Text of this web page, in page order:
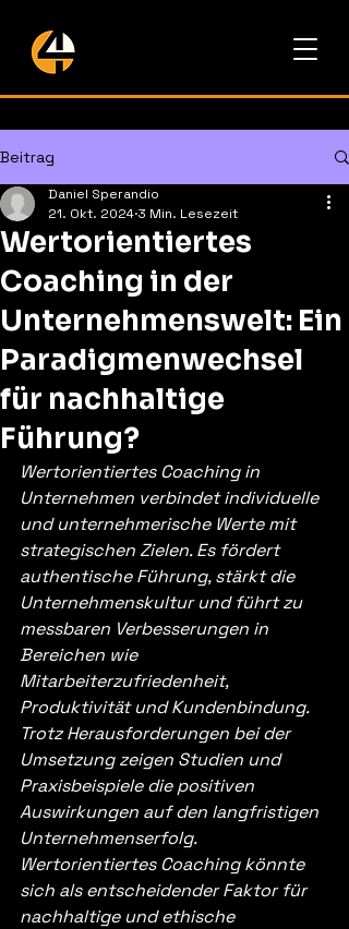
Beitrag
Wertorientiertes
Coaching in der
Unternehmenswelt: Ein
Paradigmenwechsel
für nachhaltige
Führung?
Daniel Sperandio
21. Okt. 2024 3 Min. Lesezeit
Wertorientiertes Coaching in
Unternehmen verbindet individuelle
und unternehmerische Werte mit
strategischen Zielen. Es fördert
authentische Führung, stärkt die
Unternehmenskultur und führt zu
messbaren Verbesserungen in
Bereichen wie
Mitarbeiterzufriedenheit,
Produktivität und Kundenbindung.
Trotz Herausforderungen bei der
Umsetzung zeigen Studien und
Praxisbeispiele die positiven
Auswirkungen auf den langfristigen
Unternehmenserfolg.
Wertorientiertes Coaching könnte
sich als entscheidender Faktor für
nachhaltige und ethische